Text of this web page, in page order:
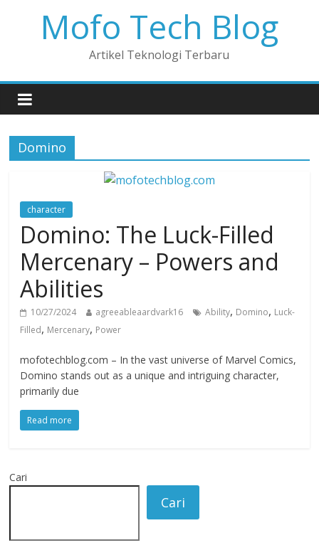
Mofo Tech Blog
Artikel Teknologi Terbaru
Domino
character
Domino: The Luck-Filled
Mercenary – Powers and
Abilities
10/27/2024 agreeableaardvark16 Ability, Domino, Luck-
Filled, Mercenary, Power
mofotechblog.com – In the vast universe of Marvel Comics,
Domino stands out as a unique and intriguing character,
primarily due
Read more
Cari
Cari